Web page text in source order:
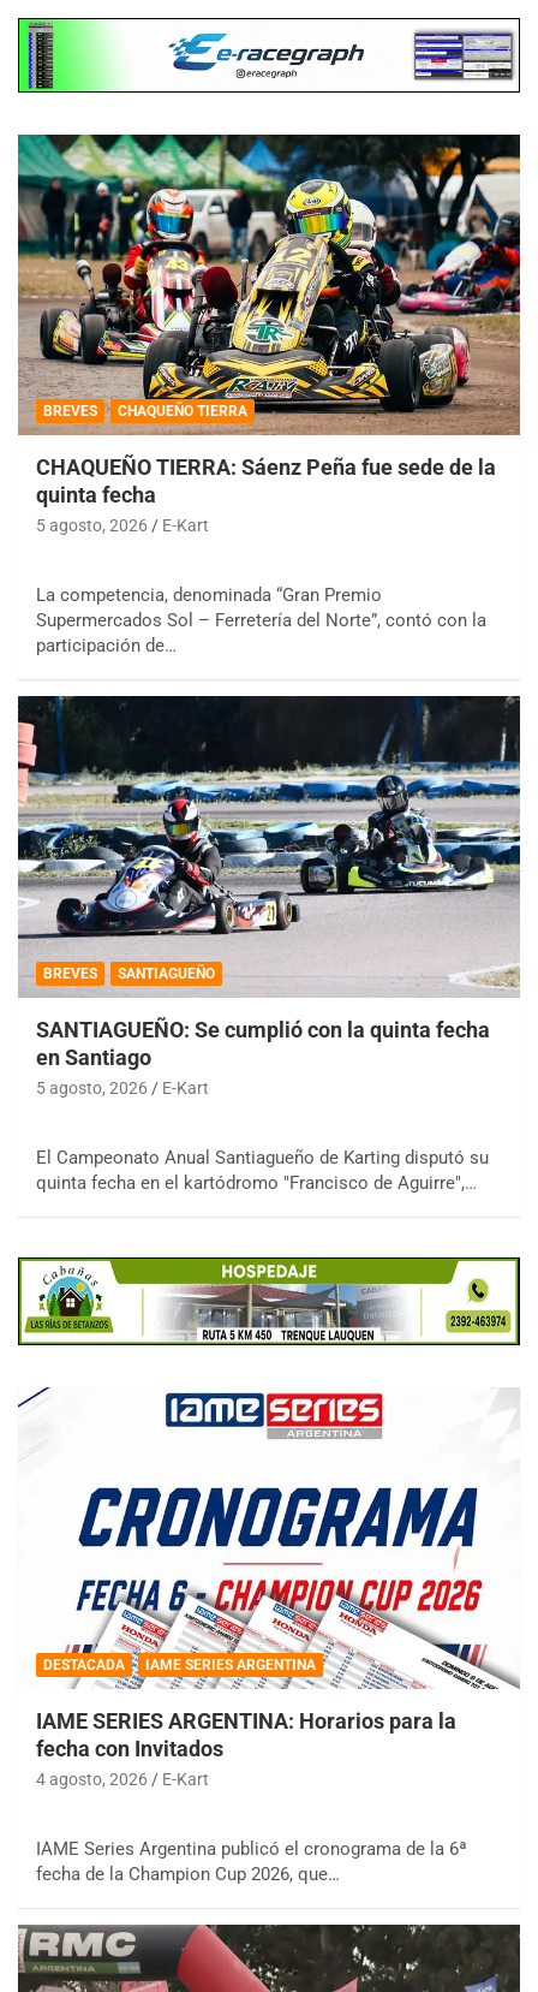
BREVES CHAQUEÑO TIERRA
CHAQUEÑO TIERRA: Sáenz Peña fue sede de la
quinta fecha
5 agosto, 2026 E-Kart
La competencia, denominada “Gran Premio
Supermercados Sol – Ferretería del Norte”, contó con la
participación de…
BREVES SANTIAGUEÑO
SANTIAGUEÑO: Se cumplió con la quinta fecha
en Santiago
5 agosto, 2026 E-Kart
El Campeonato Anual Santiagueño de Karting disputó su
quinta fecha en el kartódromo "Francisco de Aguirre",…
DESTACADA IAME SERIES ARGENTINA
IAME SERIES ARGENTINA: Horarios para la
fecha con Invitados
4 agosto, 2026 E-Kart
IAME Series Argentina publicó el cronograma de la 6ª
fecha de la Champion Cup 2026, que…